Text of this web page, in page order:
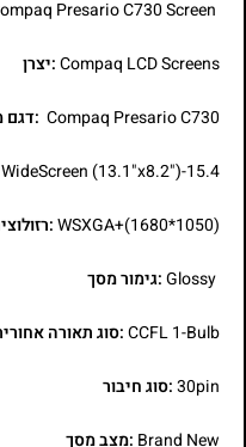
Compaq LCD Screens:יצרן
Compaq Presario C730
15.4-inch WideScreen (13.1"x8.2")
WSXGA+(1680*1050)
Glossy:גימור מסך
CCFL 1-Bulb:סוג תאורה
30pin:סוג חיבור
Brand New :מצב מסך